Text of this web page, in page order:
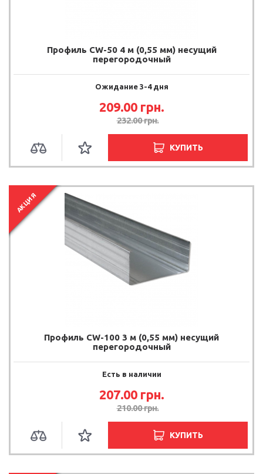
Профиль CW-50 4 м (0,55 мм) несущий
перегородочный
Ожидание 3-4 дня
209.00 грн.
232.00 грн.
КУПИТЬ
АКЦИЯ
Профиль CW-100 3 м (0,55 мм) несущий
перегородочный
Есть в наличии
207.00 грн.
210.00 грн.
КУПИТЬ